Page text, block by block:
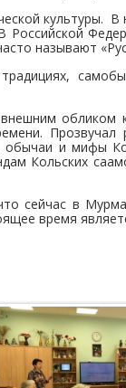
культуры.
называют
обликом
и мифы
Кольских
сейчас в
время